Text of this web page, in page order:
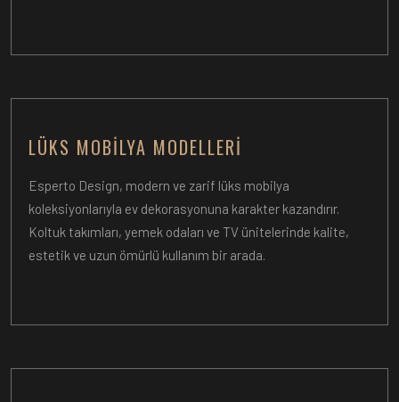
LÜKS MOBILYA MODELLERI
Esperto Design, modern ve zarif lüks mobilya
koleksiyonlarıyla ev dekorasyonuna karakter kazandırır.
Koltuk takımları, yemek odaları ve TV ünitelerinde kalite,
estetik ve uzun ömürlü kullanım bir arada.